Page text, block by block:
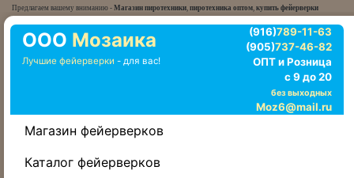
Предлагаем вашему вниманию - Магазин пиротехники, пиротехника оптом, купить фейерверки
ООО Мозаика
Лучшие фейерверки - для вас!
(916)789-11-63
(905)737-46-82
ОПТ и Розница
с 9 до 20
без выходных
Moz6@mail.ru
Магазин фейерверков
Каталог фейерверков